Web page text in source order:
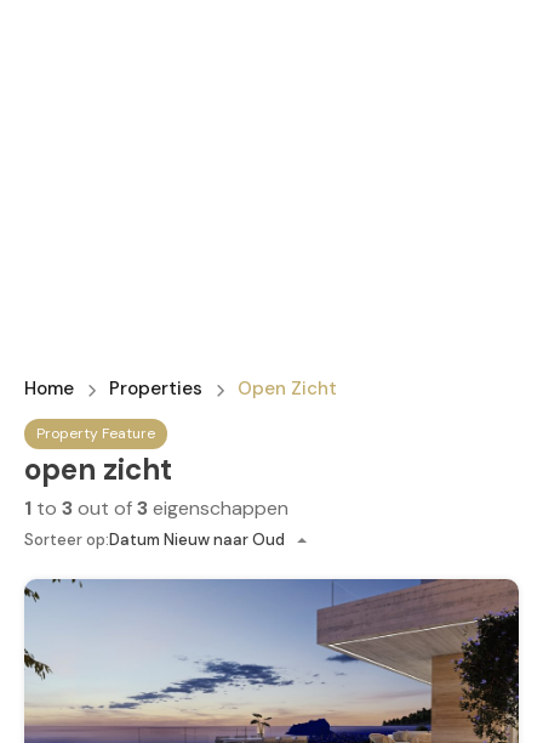
Home Properties Open Zicht
Property Feature
open zicht
1 to 3out of3eigenschappen
Sorteer op:Datum Nieuw naar Oud